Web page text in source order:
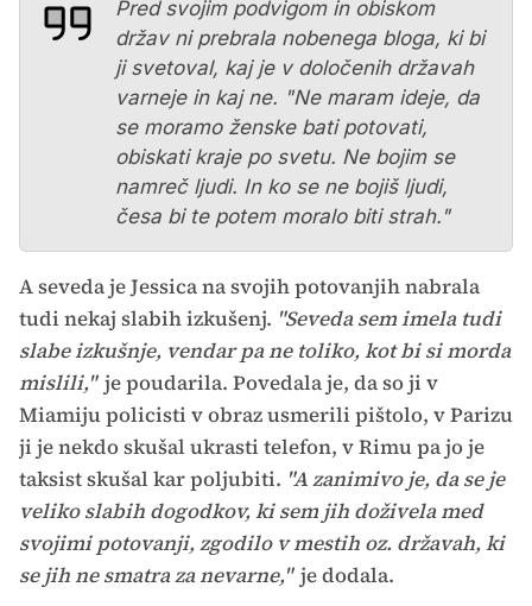
Pred svojim podvigom in obiskom
držav ni prebrala nobenega bloga, ki bi
ji svetoval, kaj je v določenih državah
varneje in kaj ne. "Ne maram ideje, da
se moramo ženske bati potovati,
obiskati kraje po svetu. Ne bojim se
namreč ljudi. In ko se ne bojiš ljudi,
česa bi te potem moralo biti strah."
A seveda je Jessica na svojih potovanjih nabrala
tudi nekaj slabih izkušenj. "Seveda sem imela tudi
slabe izkušnje, vendar pa ne toliko, kot bi si morda
mislili," je poudarila. Povedala je, da so ji v
Miamiju policisti v obraz usmerili pištolo, v Parizu
ji je nekdo skušal ukrasti telefon, v Rimu pa jo je
taksist skušal kar poljubiti. "A zanimivo je, da se je
veliko slabih dogodkov, ki sem jih doživela med
svojimi potovanji, zgodilo v mestih oz. državah, ki
se jih ne smatra za nevarne," je dodala.